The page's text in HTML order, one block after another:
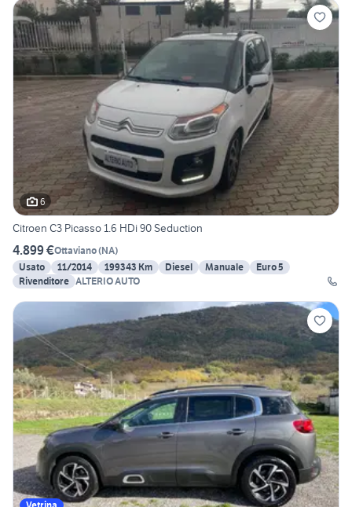
6
Citroen C3 Picasso 1.6 HDi 90 Seduction
4.899 €Ottaviano(NA)
Usato
11/2014 199343 Km Diesel Manuale
Euro 5
Rivenditore ALTERIO AUTO